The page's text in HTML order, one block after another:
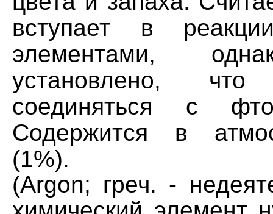
вступает в
элементами,
установлено,
соединяться с
Содержится в
(1%).
(Argon; греч. -